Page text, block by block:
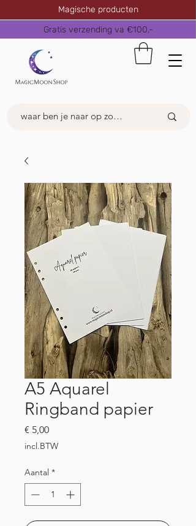
Magische producten
Gratis verzending va €100,-
A5 Aquarel
Ringband papier
€ 5,00Prijs
incl.BTW
Aantal *